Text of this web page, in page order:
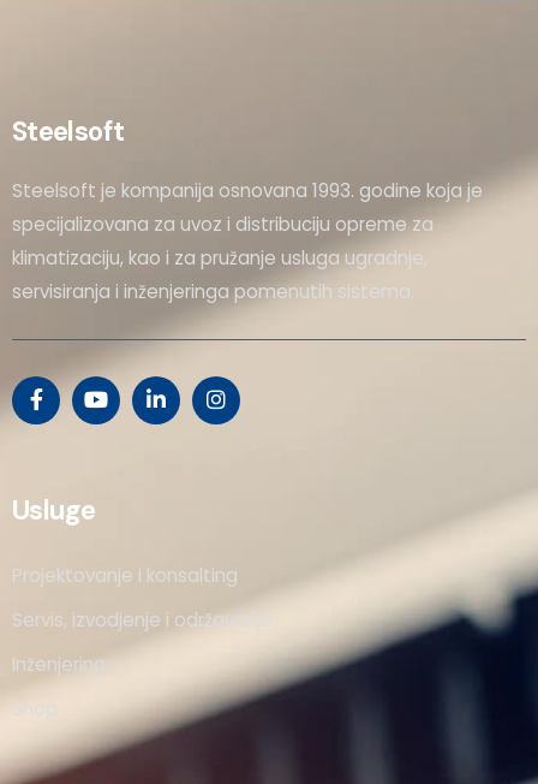
Steelsoft
Steelsoft je kompanija osnovana 1993. godine koja je
specijalizovana za uvoz i distribuciju opreme za
klimatizaciju, kao i za pružanje usluga ugradnje,
servisiranja i inženjeringa pomenutih sistema.
Usluge
Projektovanje i konsalting
Servis, izvodjenje i održavanje
Inženjering
Shop